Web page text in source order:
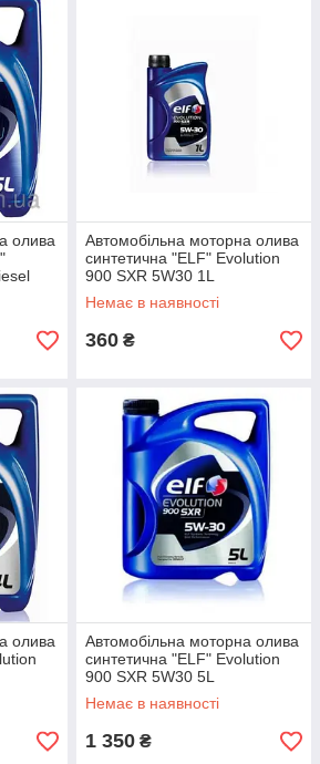
олива
Автомобільна моторна олива
синтетична "ELF" Evolution
900 SXR 5W30 1L
Немає в наявності
360 ₴
олива
Автомобільна моторна олива
синтетична "ELF" Evolution
900 SXR 5W30 5L
Немає в наявності
1 350 ₴